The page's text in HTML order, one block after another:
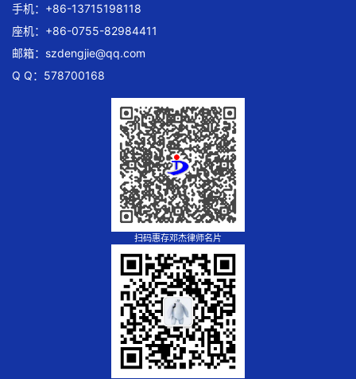
手机：+86-13715198118
座机：+86-0755-82984411
邮箱： szdengjie@qq.com
Q Q：578700168
扫码惠存邓杰律师名片